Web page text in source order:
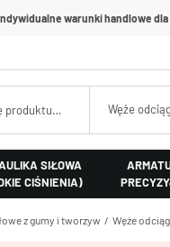
warunki handlowe
Węże
SIŁOWA
CIŚNIENIA)
z gumy i tworzyw Węże